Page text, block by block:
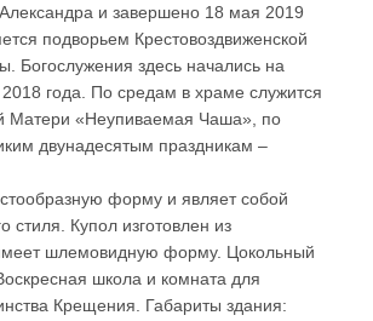
Александра и завершено 18 мая 2019
подворьем Крестовоздвиженской
Богослужения здесь начались на
года. По средам в храме служится
Матери «Неупиваемая Чаша», по
двунадесятым праздникам –
форму и являет собой
стиля. Купол изготовлен из
шлемовидную форму. Цокольный
школа и комната для
Крещения. Габариты здания: